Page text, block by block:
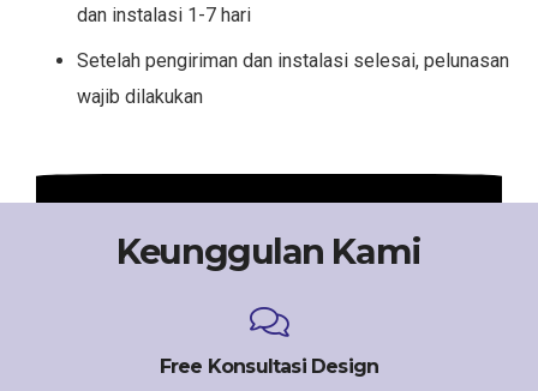
dan instalasi 1-7 hari
Setelah pengiriman dan instalasi selesai, pelunasan
wajib dilakukan
Keunggulan Kami
Free Konsultasi Design